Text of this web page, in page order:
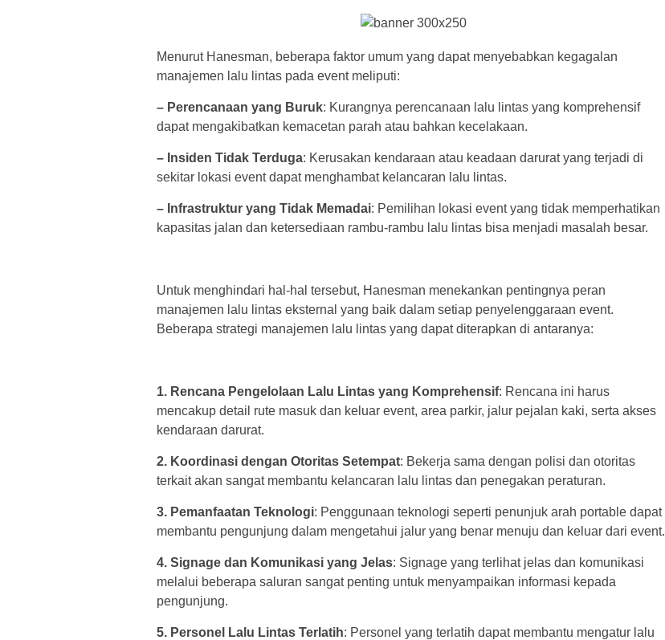
Menurut Hanesman, beberapa faktor umum yang dapat menyebabkan kegagalan
manajemen lalu lintas pada event meliputi:
– Perencanaan yang Buruk: Kurangnya perencanaan lalu lintas yang komprehensif
dapat mengakibatkan kemacetan parah atau bahkan kecelakaan.
– Insiden Tidak Terduga: Kerusakan kendaraan atau keadaan darurat yang terjadi di
sekitar lokasi event dapat menghambat kelancaran lalu lintas.
– Infrastruktur yang Tidak Memadai: Pemilihan lokasi event yang tidak memperhatikan
kapasitas jalan dan ketersediaan rambu-rambu lalu lintas bisa menjadi masalah besar.
Untuk menghindari hal-hal tersebut, Hanesman menekankan pentingnya peran
manajemen lalu lintas eksternal yang baik dalam setiap penyelenggaraan event.
Beberapa strategi manajemen lalu lintas yang dapat diterapkan di antaranya:
1. Rencana Pengelolaan Lalu Lintas yang Komprehensif: Rencana ini harus
mencakup detail rute masuk dan keluar event, area parkir, jalur pejalan kaki, serta akses
kendaraan darurat.
2. Koordinasi dengan Otoritas Setempat: Bekerja sama dengan polisi dan otoritas
terkait akan sangat membantu kelancaran lalu lintas dan penegakan peraturan.
3. Pemanfaatan Teknologi: Penggunaan teknologi seperti penunjuk arah portable dapat
membantu pengunjung dalam mengetahui jalur yang benar menuju dan keluar dari event.
4. Signage dan Komunikasi yang Jelas: Signage yang terlihat jelas dan komunikasi
melalui beberapa saluran sangat penting untuk menyampaikan informasi kepada
pengunjung.
5. Personel Lalu Lintas Terlatih: Personel yang terlatih dapat membantu mengatur lalu